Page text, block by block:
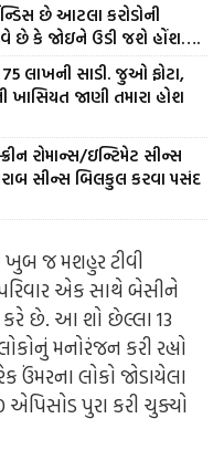
છે આટલા કરોડોની
છે કે જોઇને ઉડી જશે હોંશ….
75 લાખની સાડી. જુઓ ફોટા,
જાણી તમારા હોશ
રોમાન્સ/ઇન્ટિમેટ સીન્સ
સીન્સ બિલકુલ કરવા પસંદ
ખુબ જ મશહુર ટીવી
એક સાથે બેસીને
છે. આ શો છેલ્લા 13
મનોરંજન કરી રહ્યો
લોકો જોડાયેલા
પુરા કરી ચુક્યો